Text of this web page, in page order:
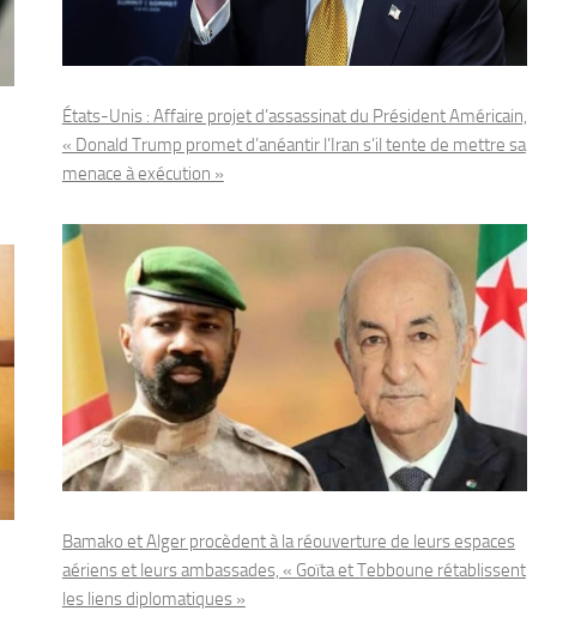
États-Unis : Affaire projet d’assassinat du Président Américain,
« Donald Trump promet d’anéantir l’Iran s’il tente de mettre sa
menace à exécution »
Bamako et Alger procèdent à la réouverture de leurs espaces
aériens et leurs ambassades, « Goïta et Tebboune rétablissent
les liens diplomatiques »